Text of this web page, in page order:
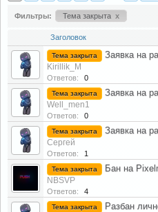
Фильтры: Тема закрыта x
Заголовок
Тема закрыта Заявка на
Kirillik_M
Ответов: 0
Тема закрыта Заявка на
Well_men1
Ответов: 0
Тема закрыта Заявка на
Сергей
Ответов: 1
Тема закрыта Бан на
NBSVP
Ответов: 4
Тема закрыта Разбан